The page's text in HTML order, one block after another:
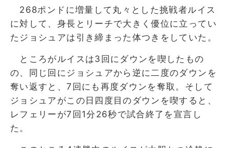
268ポンドに増量して丸々とした挑戦者ルイス
に対して、身長とリーチで大きく優位に立ってい
たジョシュアは引き締まった体つきをしていた。
ところがルイスは3回にダウンを喫したもの
の、同じ回にジョシュアから逆に二度のダウンを
奪い返すと、7回にも再度ダウンを奪取。そして
ジョシュアがこの日四度目のダウンを喫すると、
レフェリーが7回1分26秒で試合終了を宣言し
た。